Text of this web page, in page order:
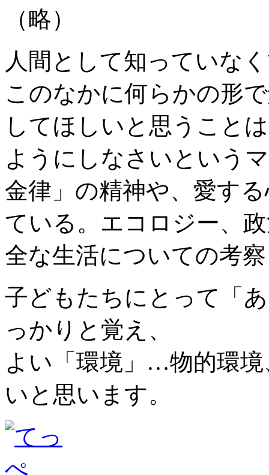
（略）
人間として知っていな
このなかに何らかの形
してほしいと思うこと
ようにしなさいという
金律」の精神や、愛す
ている。エコロジー、
全な生活についての考
子どもたちにとって「
っかりと覚え、
よい「環境」…物的環
いと思います。